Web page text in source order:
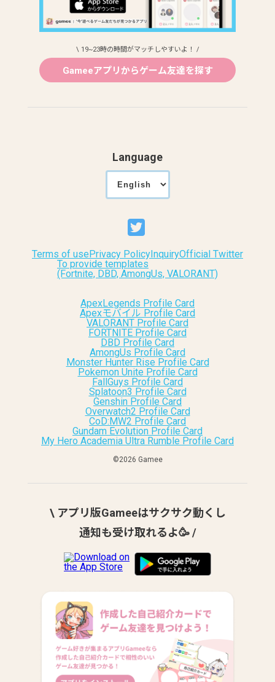
\ 19~23時の時間がマッチしやすいよ！ /
Gameeアプリからゲーム友達を探す
Language
Terms of usePrivacy Policy InquiryOfficial Twitter
To provide templates
(Fortnite, DBD, AmongUs, VALORANT)
ApexLegends Profile Card
Apexモバイル Profile Card
VALORANT Profile Card
FORTNITE Profile Card
DBD Profile Card
AmongUs Profile Card
Monster Hunter Rise Profile Card
Pokemon Unite Profile Card
FallGuys Profile Card
Splatoon3 Profile Card
Genshin Profile Card
Overwatch2 Profile Card
CoD:MW2 Profile Card
Gundam Evolution Profile Card
My Hero Academia Ultra Rumble Profile Card
©︎2026 Gamee
\ アプリ版Gameeはサクサク動くし
通知も受け取れるよ🥳 /